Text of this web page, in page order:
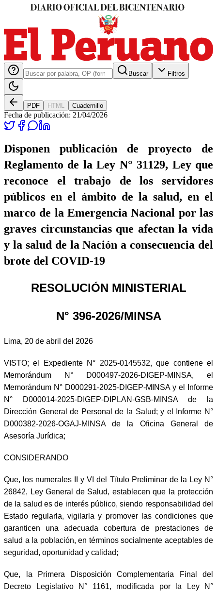
Buscar Filtros
PDF HTML Cuadernillo
Fecha de publicación: 21/04/2026
Disponen publicación de proyecto de
Reglamento de la Ley N° 31129, Ley que
reconoce el trabajo de los servidores
públicos en el ámbito de la salud, en el
marco de la Emergencia Nacional por las
graves circunstancias que afectan la vida
y la salud de la Nación a consecuencia del
brote del COVID-19
RESOLUCIÓN MINISTERIAL
N° 396-2026/MINSA
Lima, 20 de abril del 2026
VISTO; el Expediente N° 2025-0145532, que contiene el
Memorándum N° D000497-2026-DIGEP-MINSA, el
Memorándum N° D000291-2025-DIGEP-MINSA y el Informe
N° D000014-2025-DIGEP-DIPLAN-GSB-MINSA de la
Dirección General de Personal de la Salud; y el Informe N°
D000382-2026-OGAJ-MINSA de la Oficina General de
Asesoría Jurídica;
CONSIDERANDO
Que, los numerales II y VI del Título Preliminar de la Ley N°
26842, Ley General de Salud, establecen que la protección
de la salud es de interés público, siendo responsabilidad del
Estado regularla, vigilarla y promover las condiciones que
garanticen una adecuada cobertura de prestaciones de
salud a la población, en términos socialmente aceptables de
seguridad, oportunidad y calidad;
Que, la Primera Disposición Complementaria Final del
Decreto Legislativo N° 1161, modificada por la Ley N°